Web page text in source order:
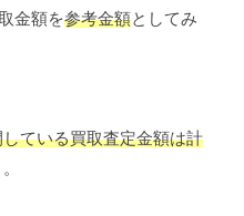
金額を参考金額としてみ
ている買取査定金額は計